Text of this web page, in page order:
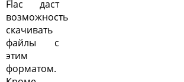
Flac даст
возможность
скачивать
файлы с
этим
форматом.